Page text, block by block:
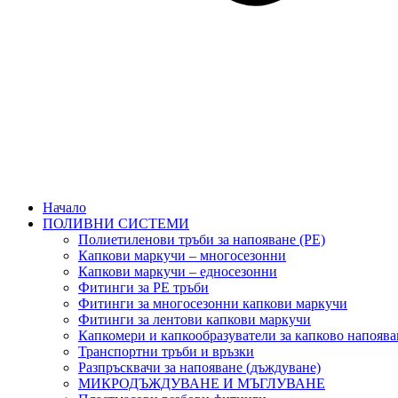
Начало
ПОЛИВНИ СИСТЕМИ
Полиетиленови тръби за напояване (PE)
Капкови маркучи – многосезонни
Капкови маркучи – едносезонни
Фитинги за PE тръби
Фитинги за многосезонни капкови маркучи
Фитинги за лентови капкови маркучи
Капкомери и капкообразуватели за капково
Транспортни тръби и връзки
Разпръсквачи за напояване (дъждуване)
МИКРОДЪЖДУВАНЕ И МЪГЛУВАНЕ